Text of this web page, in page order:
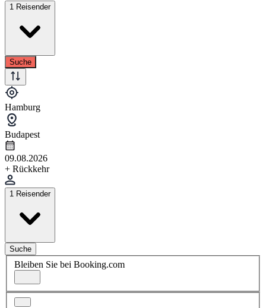
1 Reisender
Suche
Hamburg
Budapest
09.08.2026
+ Rückkehr
1 Reisender
Suche
Bleiben Sie bei Booking.com